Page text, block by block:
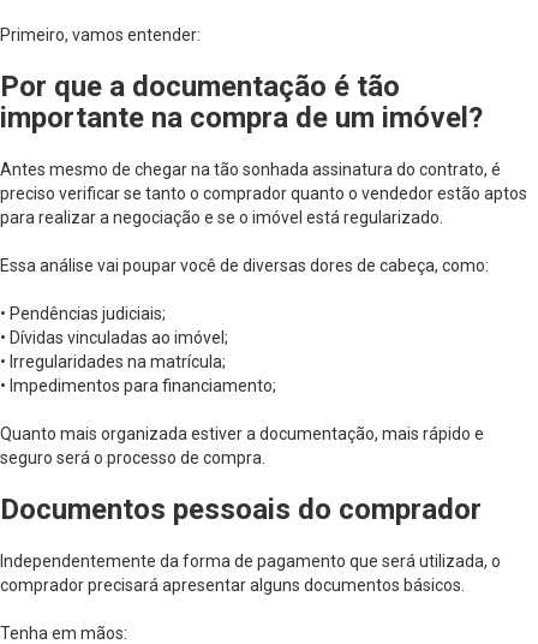
Primeiro, vamos entender:
Por que a documentação é tão
importante na compra de um imóvel?
Antes mesmo de chegar na tão sonhada assinatura do contrato, é
preciso verificar se tanto o comprador quanto o vendedor estão aptos
para realizar a negociação e se o imóvel está regularizado.
Essa análise vai poupar você de diversas dores de cabeça, como:
• Pendências judiciais;
• Dívidas vinculadas ao imóvel;
• Irregularidades na matrícula;
• Impedimentos para financiamento;
Quanto mais organizada estiver a documentação, mais rápido e
seguro será o processo de compra.
Documentos pessoais do comprador
Independentemente da forma de pagamento que será utilizada, o
comprador precisará apresentar alguns documentos básicos.
Tenha em mãos: